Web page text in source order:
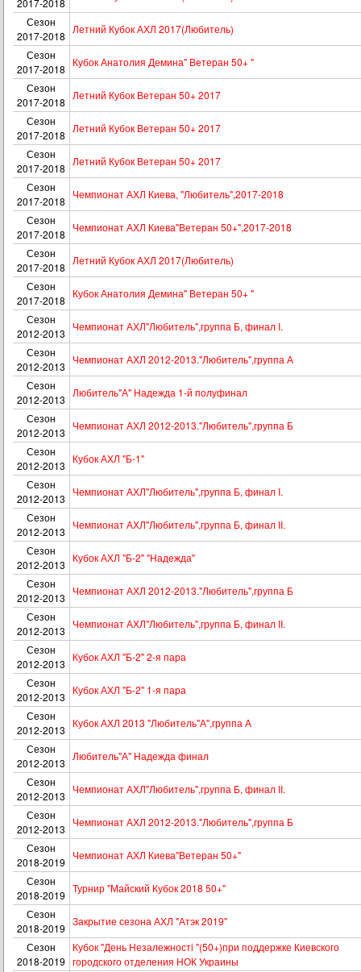
2017-2018
Сезон
2017-2018
Летний Кубок АХЛ 2017(Любитель)
Сезон
2017-2018
Кубок Анатолия Демина" Ветеран 50+ "
Сезон
2017-2018
Летний Кубок Ветеран 50+ 2017
Сезон
2017-2018
Летний Кубок Ветеран 50+ 2017
Сезон
2017-2018
Летний Кубок Ветеран 50+ 2017
Сезон
2017-2018
Чемпионат АХЛ Киева, "Любитель",2017-2018
Сезон
2017-2018
Чемпионат АХЛ Киева"Ветеран 50+",2017-2018
Сезон
2017-2018
Летний Кубок АХЛ 2017(Любитель)
Сезон
2017-2018
Кубок Анатолия Демина" Ветеран 50+ "
Сезон
2012-2013
Чемпионат АХЛ"Любитель",группа Б, финал I.
Сезон
2012-2013
Чемпионат АХЛ 2012-2013."Любитель",группа А
Сезон
2012-2013
Любитель"А" Надежда 1-й полуфинал
Сезон
2012-2013
Чемпионат АХЛ 2012-2013."Любитель",группа Б
Сезон
2012-2013
Кубок АХЛ "Б-1"
Сезон
2012-2013
Чемпионат АХЛ"Любитель",группа Б, финал I.
Сезон
2012-2013
Чемпионат АХЛ"Любитель",группа Б, финал II.
Сезон
2012-2013
Кубок АХЛ "Б-2" "Надежда"
Сезон
2012-2013
Чемпионат АХЛ 2012-2013."Любитель",группа Б
Сезон
2012-2013
Чемпионат АХЛ"Любитель",группа Б, финал II.
Сезон
2012-2013
Кубок АХЛ "Б-2" 2-я пара
Сезон
2012-2013
Кубок АХЛ "Б-2" 1-я пара
Сезон
2012-2013
Кубок АХЛ 2013 "Любитель"А",группа А
Сезон
2012-2013
Любитель"А" Надежда финал
Сезон
2012-2013
Чемпионат АХЛ"Любитель",группа Б, финал II.
Сезон
2012-2013
Чемпионат АХЛ 2012-2013."Любитель",группа Б
Сезон
2018-2019
Чемпионат АХЛ Киева"Ветеран 50+"
Сезон
2018-2019
Турнир "Майский Кубок 2018 50+"
Сезон
2018-2019
Закрытие сезона АХЛ "Атэк 2019"
Сезон
2018-2019
Кубок "День Незалежностi "(50+)при поддержке Киевского
городского отделения НОК Украины